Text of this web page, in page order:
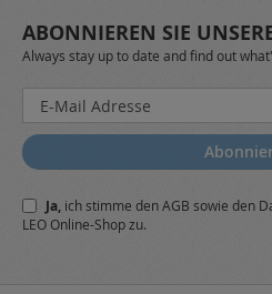
ABONNIEREN SIE
Always stay up to date and find out
Melden
Sie
sich
für
Newsletter
a:
Ja, ich stimme denAGB sowie den
LEO Online-Shop zu.